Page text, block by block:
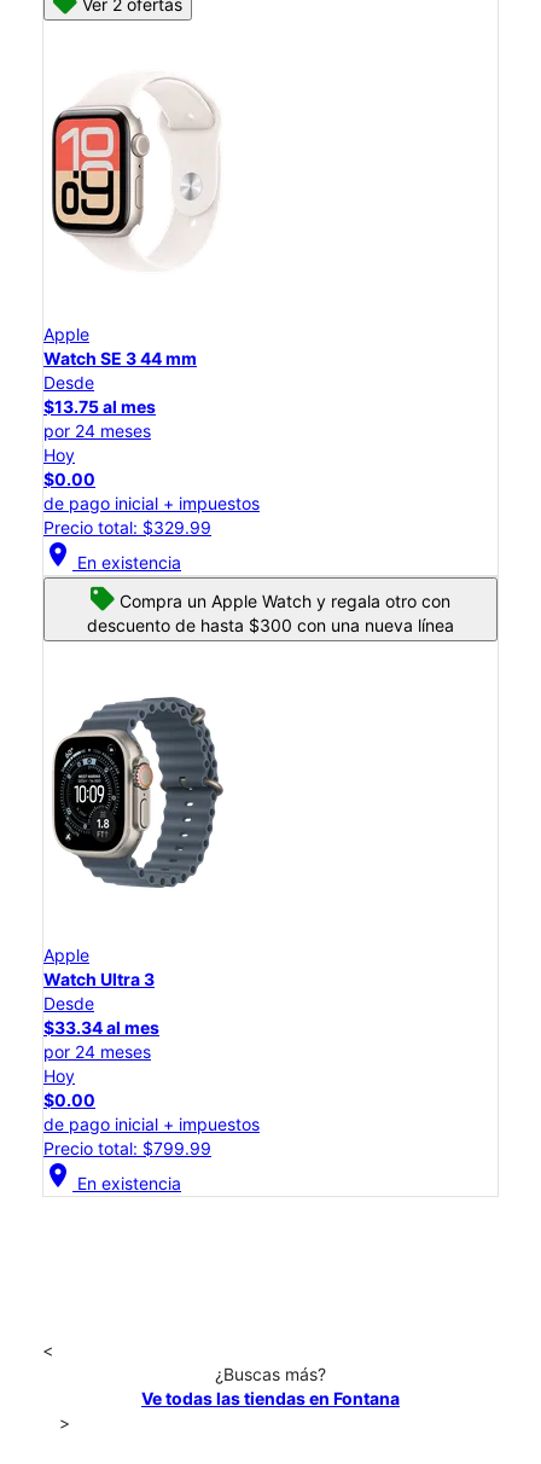
Ver 2 ofertas
Apple
Watch SE 3 44 mm
Desde
$13.75 al mes
por 24 meses
Hoy
$0.00
de pago inicial + impuestos
Precio total: $329.99
location_on En existencia
Compra un Apple Watch y regala otro con
descuento de hasta $300 con una nueva línea
Apple
Watch Ultra 3
Desde
$33.34 al mes
por 24 meses
Hoy
$0.00
de pago inicial + impuestos
Precio total: $799.99
location_on En existencia
<
¿Buscas más?
Ve todas las tiendas en Fontana
>